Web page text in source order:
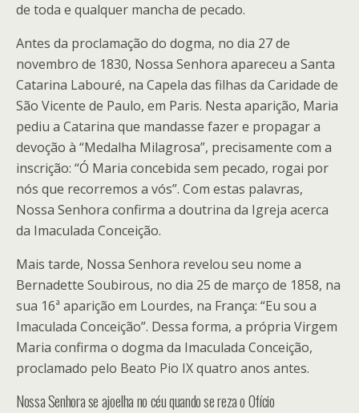
de toda e qualquer mancha de pecado.
Antes da proclamação do dogma, no dia 27 de
novembro de 1830, Nossa Senhora apareceu a Santa
Catarina Labouré, na Capela das filhas da Caridade de
São Vicente de Paulo, em Paris. Nesta aparição, Maria
pediu a Catarina que mandasse fazer e propagar a
devoção à “Medalha Milagrosa”, precisamente com a
inscrição: “Ó Maria concebida sem pecado, rogai por
nós que recorremos a vós”. Com estas palavras,
Nossa Senhora confirma a doutrina da Igreja acerca
da Imaculada Conceição.
Mais tarde, Nossa Senhora revelou seu nome a
Bernadette Soubirous, no dia 25 de março de 1858, na
sua 16ª aparição em Lourdes, na França: “Eu sou a
Imaculada Conceição”. Dessa forma, a própria Virgem
Maria confirma o dogma da Imaculada Conceição,
proclamado pelo Beato Pio IX quatro anos antes.
Nossa Senhora se ajoelha no céu quando se reza o Ofício